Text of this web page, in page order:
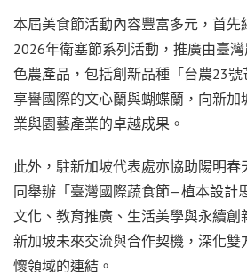
本屆美食節活動內容豐富多元，首先
2026年衛塞節系列活動，推廣由臺
色農產品，包括創新品種「台農23
享譽國際的文心蘭與蝴蝶蘭，向新加
業與園藝產業的卓越成果。
此外，駐新加坡代表處亦協助陽明
同舉辦「臺灣國際蔬食節—植本設計
文化、教育推廣、生活美學與永續創
新加坡未來交流與合作契機，深化雙
懷領域的連結。